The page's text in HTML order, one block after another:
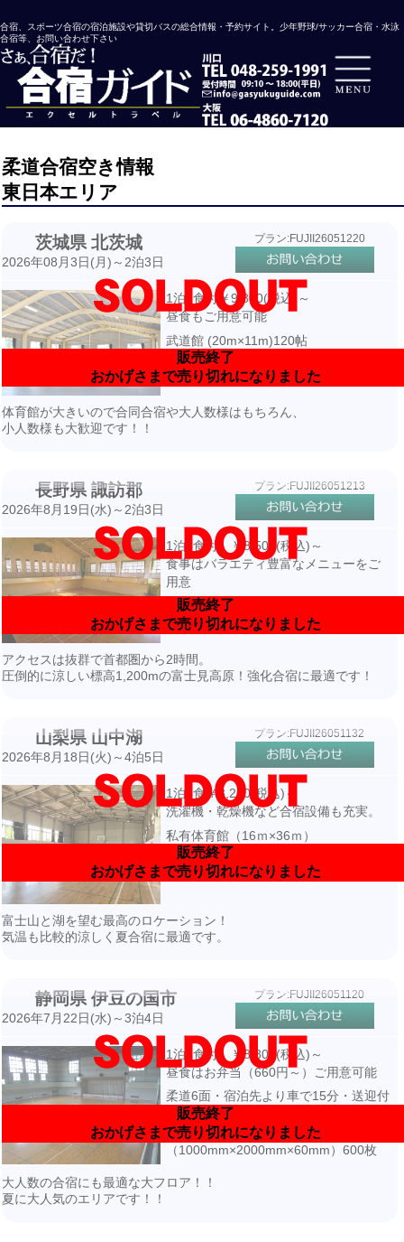
合宿、スポーツ合宿の宿泊施設や貸切バスの総合情報・予約サイト。少年野球/サッカー合宿・水泳
合宿等、お問い合わせ下さい
柔道合宿空き情報
東日本エリア
販売終了
おかげさまで売り切れになりました
茨城県 北茨城
2026年08月3日(月)～2泊3日
プラン:FUJII26051220
1泊2食付￥9,800(税込)～
昼食もご用意可能
武道館 (20m×11m)120帖
宿泊先より車で2.3分・送迎付き
体育館が大きいので合同合宿や大人数様はもちろん、
小人数様も大歓迎です！！
販売終了
おかげさまで売り切れになりました
長野県 諏訪郡
2026年8月19日(水)～2泊3日
プラン:FUJII26051213
1泊3食付 ￥8,500(税込)～
食事はバラエティ豊富なメニューをご
用意
私有体育館（32m×22m）
宿泊隣接・畳500畳分
アクセスは抜群で首都圏から2時間。
圧倒的に涼しい標高1,200mの富士見高原！強化合宿に最適です！
販売終了
おかげさまで売り切れになりました
山梨県 山中湖
2026年8月18日(火)～4泊5日
プラン:FUJII26051132
1泊3食￥8,250(税込)～
洗濯機・乾燥機など合宿設備も充実。
私有体育館（16ｍ×36ｍ）
畳250枚・宿泊先より徒歩2.3分
富士山と湖を望む最高のロケーション！
気温も比較的涼しく夏合宿に最適です。
販売終了
おかげさまで売り切れになりました
静岡県 伊豆の国市
2026年7月22日(水)～3泊4日
プラン:FUJII26051120
1泊2食付 ￥8,800(税込)～
昼食はお弁当（660円～）ご用意可能
柔道6面・宿泊先より車で15分・送迎付
き
国際規格柔道用畳
（1000mm×2000mm×60mm）600枚
大人数の合宿にも最適な大フロア！！
夏に大人気のエリアです！！